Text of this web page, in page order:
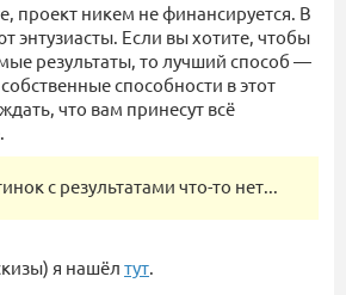
проект никем не финансируется. В
энтузиасты. Если вы хотите, чтобы
результаты, то лучший способ —
способности в этот
что вам принесут всё
с результатами что-то нет...
я нашёл тут.